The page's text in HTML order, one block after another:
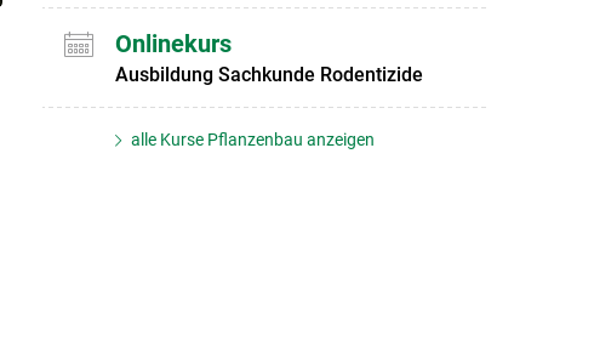
Onlinekurs
Ausbildung Sachkunde Rodentizide
alle Kurse Pflanzenbau anzeigen